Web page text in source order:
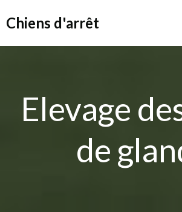
Chiens d'arrêt
Elevage
de